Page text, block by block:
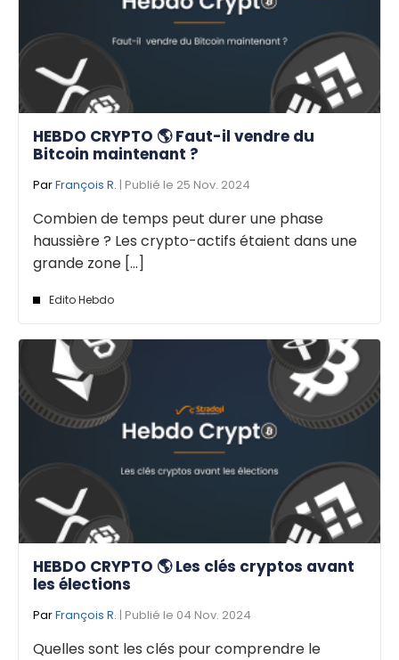
HEBDO CRYPTO 🌎 Faut-il vendre du
Bitcoin maintenant ?
ParFrançois R. | Publié le 25 Nov. 2024
Combien de temps peut durer une phase
haussière ? Les crypto-actifs étaient dans une
grande zone [...]
Edito Hebdo
HEBDO CRYPTO 🌎 Les clés cryptos avant
les élections
ParFrançois R. | Publié le 04 Nov. 2024
Quelles sont les clés pour comprendre le